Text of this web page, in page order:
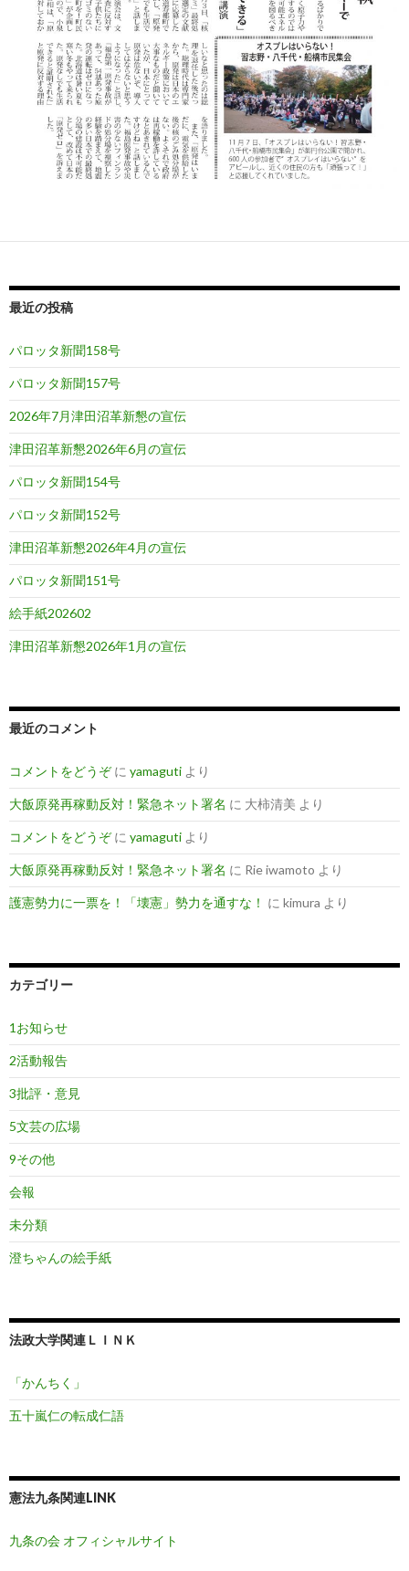
最近の投稿
パロッタ新聞158号
パロッタ新聞157号
2026年7月津田沼革新懇の宣伝
津田沼革新懇2026年6月の宣伝
パロッタ新聞154号
パロッタ新聞152号
津田沼革新懇2026年4月の宣伝
パロッタ新聞151号
絵手紙202602
津田沼革新懇2026年1月の宣伝
最近のコメント
コメントをどうぞに yamaguti より
大飯原発再稼動反対！緊急ネット署名 に 大柿清美 より
コメントをどうぞに yamaguti より
大飯原発再稼動反対！緊急ネット署名 に Rie iwamoto より
護憲勢力に一票を！「壊憲」勢力を通すな！ に kimura より
カテゴリー
1お知らせ
2活動報告
3批評・意見
5文芸の広場
9その他
会報
未分類
澄ちゃんの絵手紙
法政大学関連ＬＩＮＫ
「かんちく」
五十嵐仁の転成仁語
憲法九条関連LINK
九条の会 オフィシャルサイト